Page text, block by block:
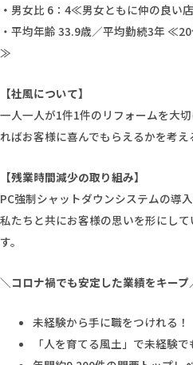
・ 男女比 6：4≪男女ともに仲の良い
・平均年齢 33.9歳／平均勤続3年
≫
【社風について】
一人一人が1件1件のリフォームを大
ればお客様に喜んでもらえるかを考え
【残業時間減少の取り組み】
PC強制シャットダウンシステムの導
私たちと共にお客様の思いを形にし
す。
＼コロナ禍でも安定した業績をキープ
未経験から手に職をつけれる！
「人を育てる風土」で未経験で